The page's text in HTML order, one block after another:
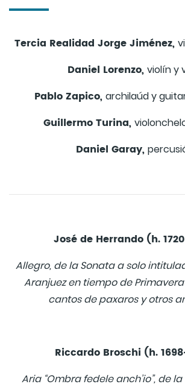
Tercia Realidad Jorge Jiménez,
Daniel Lorenzo, violín y
Pablo Zapico, archilaúd y
Guillermo Turina,
Daniel Garay,
José de Herrando (h.
Allegro, de la Sonata a solo
Aranjuez en tiempo de
cantos de paxaros y otros
Riccardo Broschi (h.
Aria “Ombra fedele anch’io”, de